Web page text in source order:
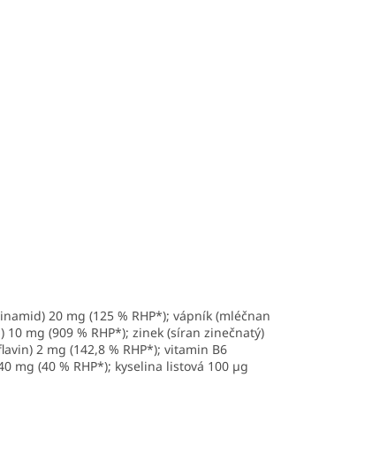
20 mg (125 % RHP*); vápník (mléčnan
mg (909 % RHP*); zinek (síran zinečnatý)
2 mg (142,8 % RHP*); vitamin B6
mg (40 % RHP*); kyselina listová 100 µg